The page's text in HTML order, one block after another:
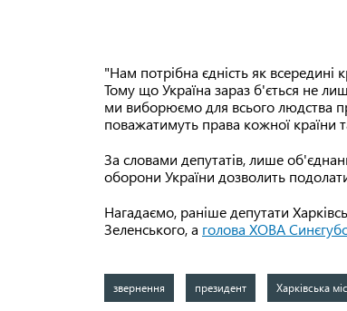
"Нам потрібна єдність як
Тому що Україна зараз б'ється не
ми виборюємо для всього людства
поважатимуть права кожної країни
За словами депутатів, лише
оборони України дозволить
Нагадаємо, раніше депутати
Зеленського, а голова ХОВА
звернення президент Харківська